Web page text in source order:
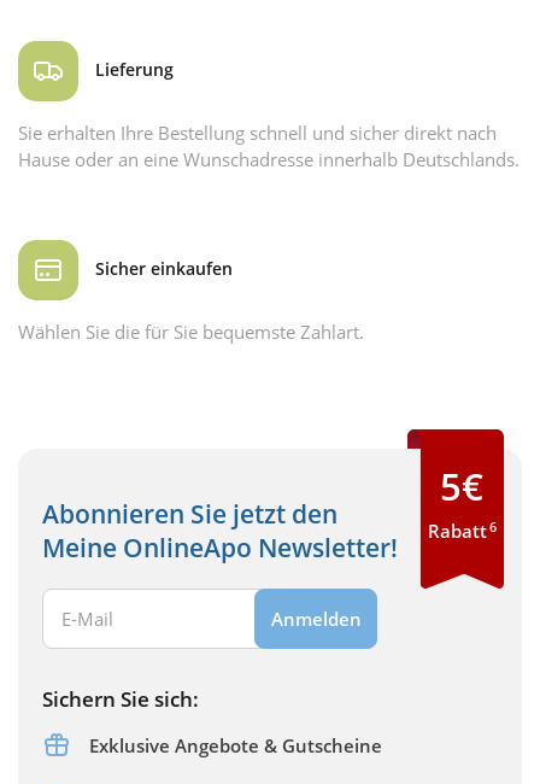
Lieferung
Sie erhalten Ihre Bestellung schnell und sicher direkt nach
Hause oder an eine Wunschadresse innerhalb Deutschlands.
Sicher einkaufen
Wählen Sie die für Sie bequemste Zahlart.
Abonnieren Sie jetzt den
Meine OnlineApo Newsletter!
Ihre E-Mail Adresse:
Anmelden
Sichern Sie sich:
Exklusive Angebote & Gutscheine
5€
Rabatt6